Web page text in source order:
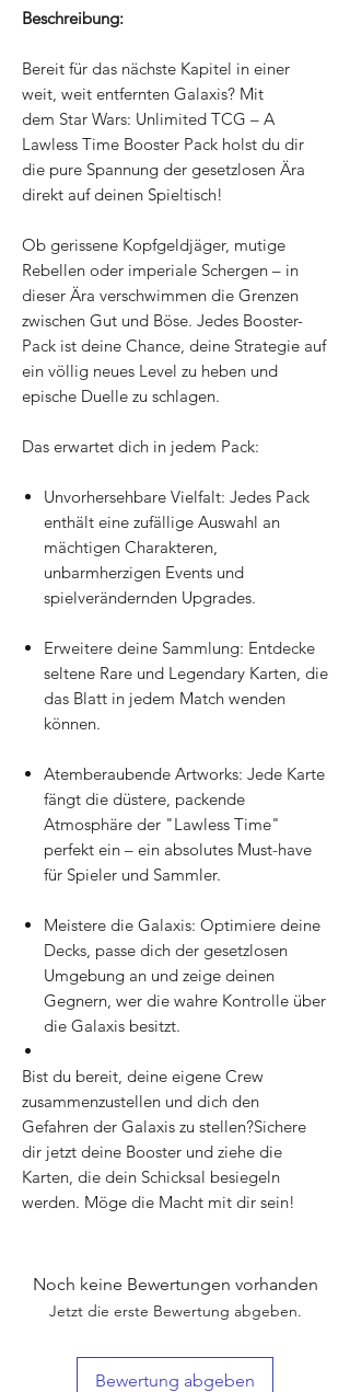
Beschreibung:
Bereit für das nächste Kapitel in einer
weit, weit entfernten Galaxis? Mit
dem Star Wars: Unlimited TCG – A
Lawless Time Booster Pack holst du dir
die pure Spannung der gesetzlosen Ära
direkt auf deinen Spieltisch!
Ob gerissene Kopfgeldjäger, mutige
Rebellen oder imperiale Schergen – in
dieser Ära verschwimmen die Grenzen
zwischen Gut und Böse. Jedes Booster-
Pack ist deine Chance, deine Strategie auf
ein völlig neues Level zu heben und
epische Duelle zu schlagen.
Das erwartet dich in jedem Pack:
Unvorhersehbare Vielfalt: Jedes Pack
enthält eine zufällige Auswahl an
mächtigen Charakteren,
unbarmherzigen Events und
spielverändernden Upgrades.
Erweitere deine Sammlung: Entdecke
seltene Rare und Legendary Karten, die
das Blatt in jedem Match wenden
können.
Atemberaubende Artworks: Jede Karte
fängt die düstere, packende
Atmosphäre der "Lawless Time"
perfekt ein – ein absolutes Must-have
für Spieler und Sammler.
Meistere die Galaxis: Optimiere deine
Decks, passe dich der gesetzlosen
Umgebung an und zeige deinen
Gegnern, wer die wahre Kontrolle über
die Galaxis besitzt.
Bist du bereit, deine eigene Crew
zusammenzustellen und dich den
Gefahren der Galaxis zu stellen?Sichere
dir jetzt deine Booster und ziehe die
Karten, die dein Schicksal besiegeln
werden. Möge die Macht mit dir sein!
Noch keine Bewertungen vorhanden
Jetzt die erste Bewertung abgeben.
Bewertung abgeben